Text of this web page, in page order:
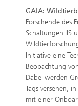
GAIA:
Forschende des
Schaltungen IIS
Initiative eine
Beobachtung
Dabei werden
Tags versehen,
mit einer